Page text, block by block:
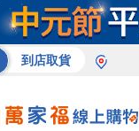
到店取貨